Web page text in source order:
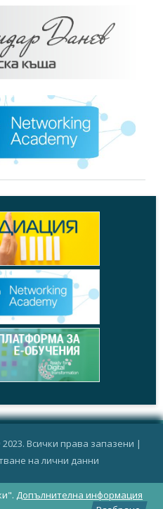
Всички права запазени |
на лични данни
Допълнителна информация